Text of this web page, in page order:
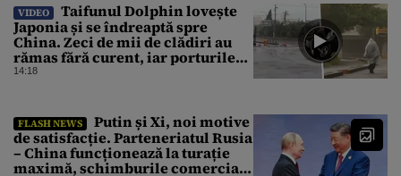
VIDEO
Taifunul Dolphin lovește
Japonia și se îndreaptă spre
China. Zeci de mii de clădiri au
rămas fără curent, iar porturile
au fost închise
14:18
FLASH NEWS
Putin și Xi, noi motive
de satisfacție. Parteneriatul Rusia
– China funcționează la turație
maximă, schimburile comerciale